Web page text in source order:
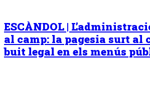
ESCÀNDOL |
al camp: la pagesia surt al
buit legal en els menús